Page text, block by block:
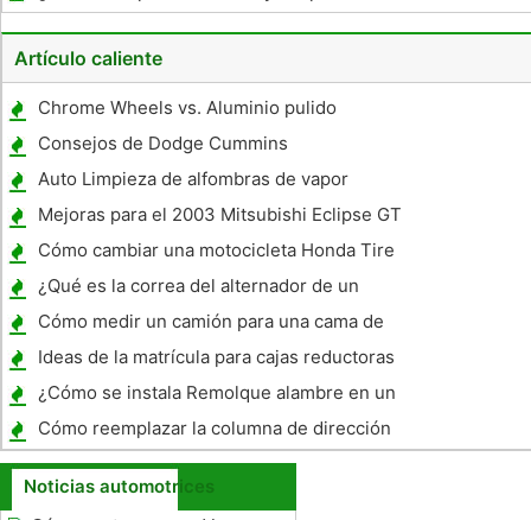
Artículo caliente
Chrome Wheels vs. Aluminio pulido
Consejos de Dodge Cummins
Auto Limpieza de alfombras de vapor
Mejoras para el 2003 Mitsubishi Eclipse GT
Cómo cambiar una motocicleta Honda Tire
1973
¿Qué es la correa del alternador de un
coche?
Cómo medir un camión para una cama de
utilidad
Ideas de la matrícula para cajas reductoras
¿Cómo se instala Remolque alambre en un
Jeep?
Cómo reemplazar la columna de dirección
en un Chevy Truck 96
Noticias automotrices